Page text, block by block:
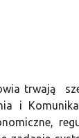
trwają
i